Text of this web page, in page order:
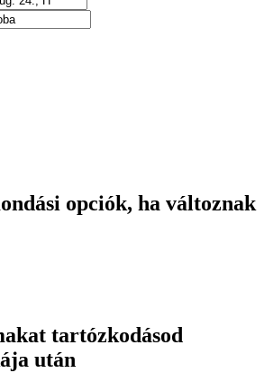
opciók, ha változnak
tartózkodásod
után